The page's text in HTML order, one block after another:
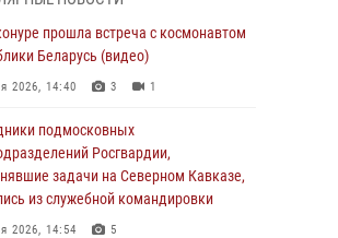
2026, 15:32 1
пресекли кражу сантехники,
(видео)
2026, 15:08 1
отметили годовщину со Дня
ОМОН «Пересвет»
прошла встреча с космонавтом
Беларусь (видео)
2026, 14:40 3 1
подмосковных
Росгвардии,
задачи на Северном Кавказе,
из служебной командировки
2026, 14:54 5